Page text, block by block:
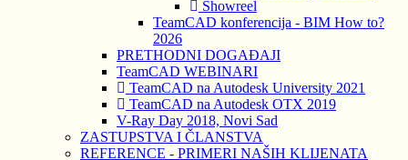
Showreel
TeamCAD konferencija - BIM How to?
2026
PRETHODNI DOGAĐAJI
TeamCAD WEBINARI
TeamCAD na Autodesk University 2021
TeamCAD na Autodesk OTX 2019
V-Ray Day 2018, Novi Sad
ZASTUPSTVA I ČLANSTVA
REFERENCE - PRIMERI NAŠIH KLIJENATA